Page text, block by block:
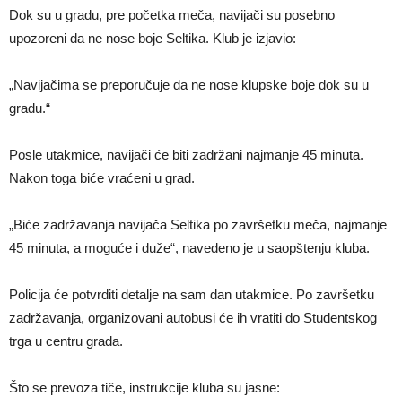
Dok su u gradu, pre početka meča, navijači su posebno
upozoreni da ne nose boje Seltika. Klub je izjavio:
„Navijačima se preporučuje da ne nose klupske boje dok su u
gradu.“
Posle utakmice, navijači će biti zadržani najmanje 45 minuta.
Nakon toga biće vraćeni u grad.
„Biće zadržavanja navijača Seltika po završetku meča, najmanje
45 minuta, a moguće i duže“, navedeno je u saopštenju kluba.
Policija će potvrditi detalje na sam dan utakmice. Po završetku
zadržavanja, organizovani autobusi će ih vratiti do Studentskog
trga u centru grada.
Što se prevoza tiče, instrukcije kluba su jasne: